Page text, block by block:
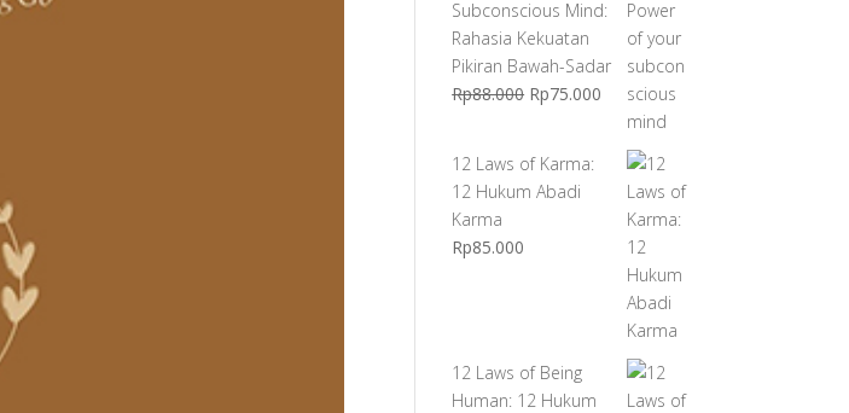
Subconscious Mind:
Rahasia Kekuatan
Pikiran Bawah-Sadar
Rp88.000 Harga
Rp88.000.
Rp75.000 Harga
saat
adalah:
Rp75.000.
12 Laws of Karma:
12 Hukum Abadi
Karma
Rp85.000
12 Laws of Being
Human: 12 Hukum